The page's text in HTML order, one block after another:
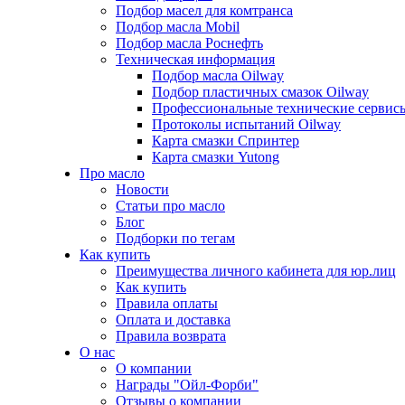
Подбор масел для комтранса
Подбор масла Mobil
Подбор масла Роснефть
Техническая информация
Подбор масла Oilway
Подбор пластичных смазок Oilway
Профессиональные технические
Протоколы испытаний Oilway
Карта смазки Спринтер
Карта смазки Yutong
Про масло
Новости
Статьи про масло
Блог
Подборки по тегам
Как купить
Преимущества личного кабинета для юр.лиц
Как купить
Правила оплаты
Оплата и доставка
Правила возврата
О нас
О компании
Награды "Ойл-Форби"
Отзывы о компании